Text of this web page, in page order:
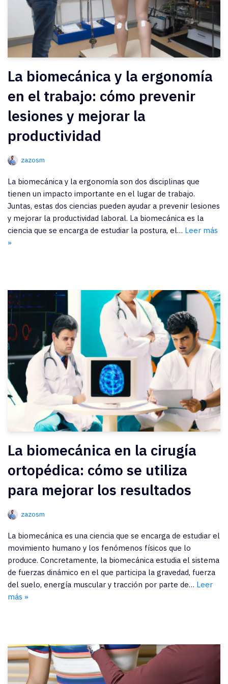
La biomecánica y la ergonomía
en el trabajo: cómo prevenir
lesiones y mejorar la
productividad
zazosm
La biomecánica y la ergonomía son dos disciplinas que
tienen un impacto importante en el lugar de trabajo.
Juntas, estas dos ciencias pueden ayudar a prevenir lesiones
y mejorar la productividad laboral. La biomecánica es la
ciencia que se encarga de estudiar la postura, el… Leer más
»
La biomecánica en la cirugía
ortopédica: cómo se utiliza
para mejorar los resultados
zazosm
La biomecánica es una ciencia que se encarga de estudiar el
movimiento humano y los fenómenos físicos que lo
produce. Concretamente, la biomecánica estudia el sistema
de fuerzas dinámico en el que participa la gravedad, fuerza
del suelo, energía muscular y tracción por parte de… Leer
más »